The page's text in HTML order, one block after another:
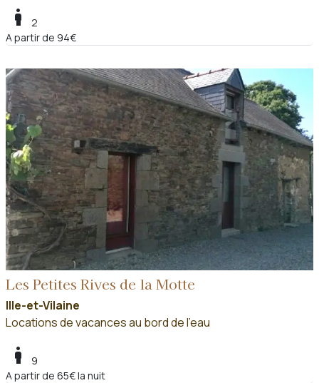
boy
2
A partir de 94€
Les Petites Rives de la Motte
Ille-et-Vilaine
Locations de vacances au bord de l'eau
boy
9
A partir de 65€ la nuit